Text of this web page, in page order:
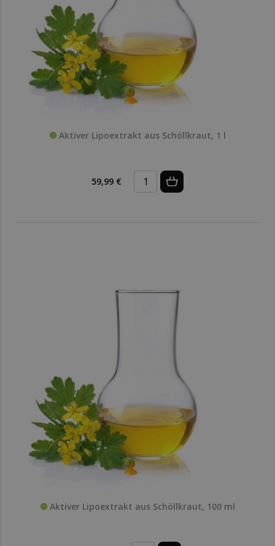
Aktiver Lipoextrakt aus Schöllkraut, 1 l
59,99 €
Aktiver Lipoextrakt aus Schöllkraut, 100 ml